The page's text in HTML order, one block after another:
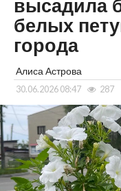
высадила
белых
города
Алиса Астрова
30.06.2026 08:47 287